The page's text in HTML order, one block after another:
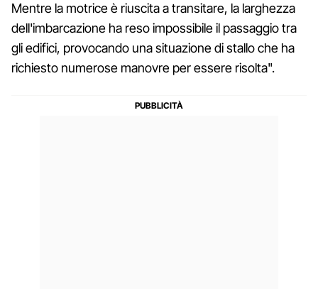
Mentre la motrice è riuscita a transitare, la larghezza
dell'imbarcazione ha reso impossibile il passaggio tra
gli edifici, provocando una situazione di stallo che ha
richiesto numerose manovre per essere risolta".